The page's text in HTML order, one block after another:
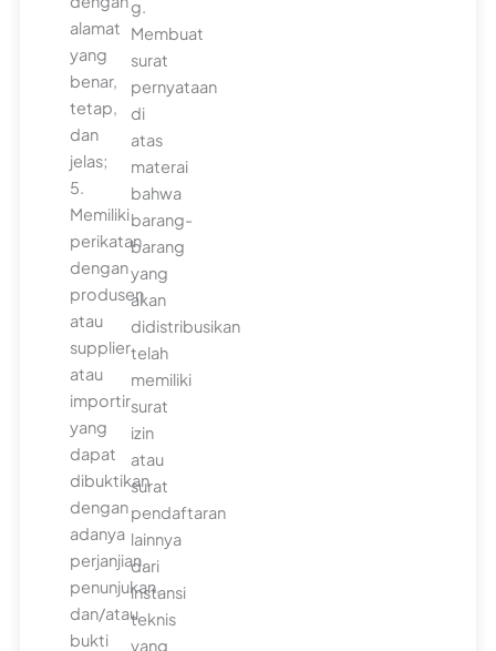
alamat
yang
benar,
tetap,
dan
jelas;
5.
Memiliki
perikatan
dengan
produsen
atau
supplier
atau
importir
yang
dapat
dibuktikan
dengan
adanya
perjanjian,
penunjukan,
dan/atau
bukti
g.
Membuat
surat
pernyataan
di
atas
materai
bahwa
barang-
barang
yang
akan
didistribusikan
telah
memiliki
surat
izin
atau
surat
pendaftaran
lainnya
dari
instansi
teknis
yang